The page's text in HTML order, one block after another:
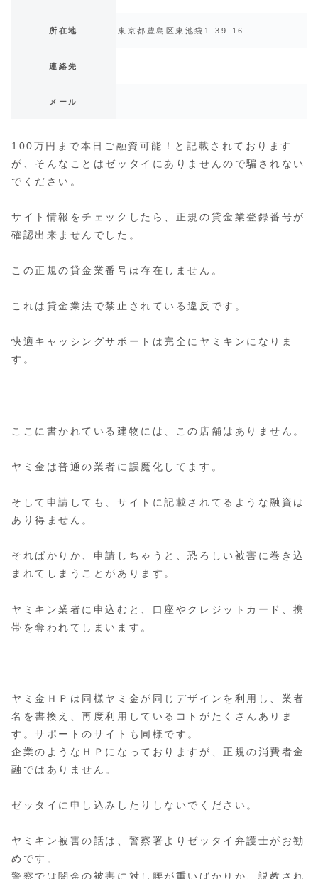
所在地 東京都豊島区東池袋1-39-16
連絡先
メール
100万円まで本日ご融資可能！と記載されております
が、そんなことはゼッタイにありませんので騙されない
でください。
サイト情報をチェックしたら、正規の貸金業登録番号が
確認出来ませんでした。
この正規の貸金業番号は存在しません。
これは貸金業法で禁止されている違反です。
快適キャッシングサポートは完全にヤミキンになりま
す。
ここに書かれている建物には、この店舗はありません。
ヤミ金は普通の業者に誤魔化してます。
そして申請しても、サイトに記載されてるような融資は
あり得ません。
そればかりか、申請しちゃうと、恐ろしい被害に巻き込
まれてしまうことがあります。
ヤミキン業者に申込むと、口座やクレジットカード、携
帯を奪われてしまいます。
ヤミ金ＨＰは同様ヤミ金が同じデザインを利用し、業者
名を書換え、再度利用しているコトがたくさんありま
す。サポートのサイトも同様です。
企業のようなＨＰになっておりますが、正規の消費者金
融ではありません。
ゼッタイに申し込みしたりしないでください。
ヤミキン被害の話は、警察署よりゼッタイ弁護士がお勧
めです。
警察では闇金の被害に対し腰が重いばかりか、説教され